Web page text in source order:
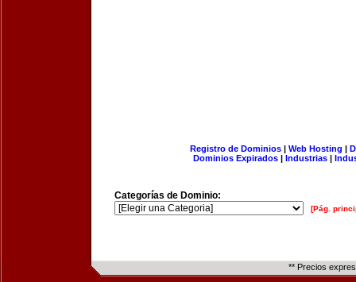
Registro de Dominios| Web Hosting |
Dominios Expirados | Industrias |
Categorías de Dominio:
[Pág.
** Precios